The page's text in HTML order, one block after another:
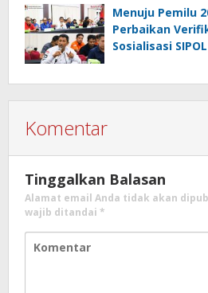
Menuju Pemilu
Perbaikan
Sosialisasi SIPOL
Komentar
Tinggalkan Balasan
Alamat email Anda tidak akan
wajib ditandai *